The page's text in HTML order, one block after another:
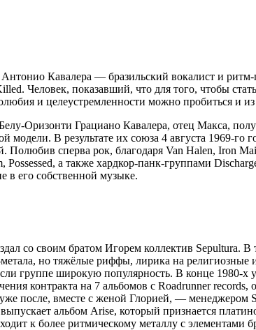
Кавалера — бразильский вокалист и ритм-
Человек, показавший, что для того, чтобы
и целеустремленности можно пробиться и
Оризонти Грациано Кавалера, отец Макса,
модели. В результате их союза 4 августа 1969-
Полюбив сперва рок, благодаря Van Halen, Iron
Possessed, а также хардкор-панк-группами
в его собственной музыке.
со своим братом Игорем коллектив Sepultura. В
но тяжёлые риффы, лирика на религиозные
группе широкую популярность. В конце 1980-х
контракта на 7 альбомов с Roadrunner records,
уже после, вместе с женой Глорией, — менеджером
альбом Arise, который признается
к более ритмическому металлу с элементами